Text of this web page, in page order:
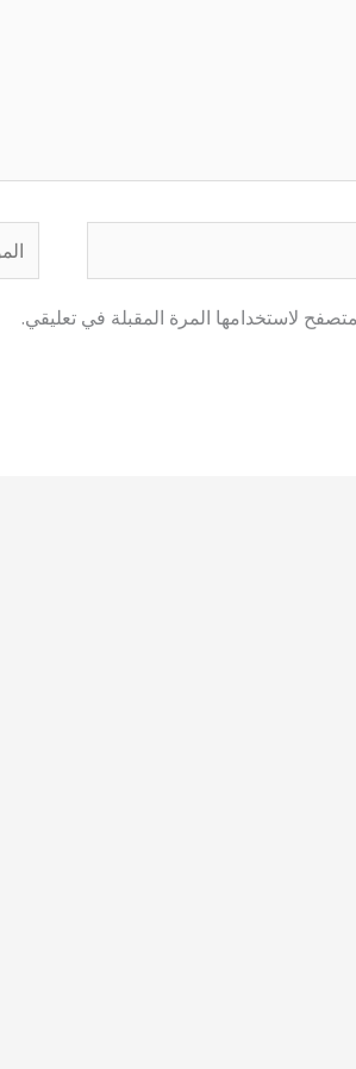
لاستخدامها المرة المقبلة في تعليقي.